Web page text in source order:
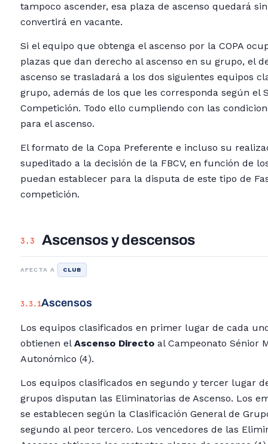
tampoco ascender, esa plaza de ascenso quedará
convertirá en vacante.
Si el equipo que obtenga el ascenso por la COPA
plazas que dan derecho al ascenso en su grupo, el
ascenso se trasladará a los dos siguientes equipos
grupo, además de los que les corresponda según el
Competición. Todo ello cumpliendo con las
para el ascenso.
El formato de la Copa Preferente e incluso su
supeditado a la decisión de la FBCV, en función de
puedan establecer para la disputa de este tipo de
competición.
3.3 Ascensos y descensos
AFECTA A CLUB
3.3.1Ascensos
Los equipos clasificados en primer lugar de cada
obtienen el Ascenso Directo al Campeonato Sénior
Autonómico (4).
Los equipos clasificados en segundo y tercer lugar
grupos disputan las Eliminatorias de Ascenso. Los
se establecen según la Clasificación General de
segundo al peor tercero. Los vencedores de las